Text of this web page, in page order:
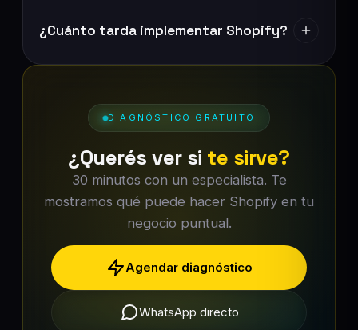
¿Cuánto tarda implementar Shopify?
DIAGNÓSTICO GRATUITO
¿Querés ver si te sirve?
30 minutos con un especialista. Te
mostramos qué puede hacer Shopify en tu
negocio puntual.
Agendar diagnóstico
WhatsApp directo